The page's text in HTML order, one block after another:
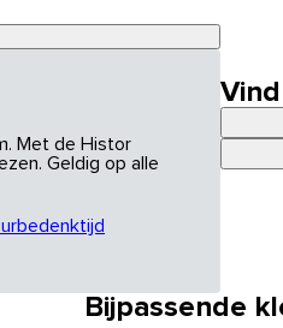
Met de Histor
Geldig op alle
Bijpassende